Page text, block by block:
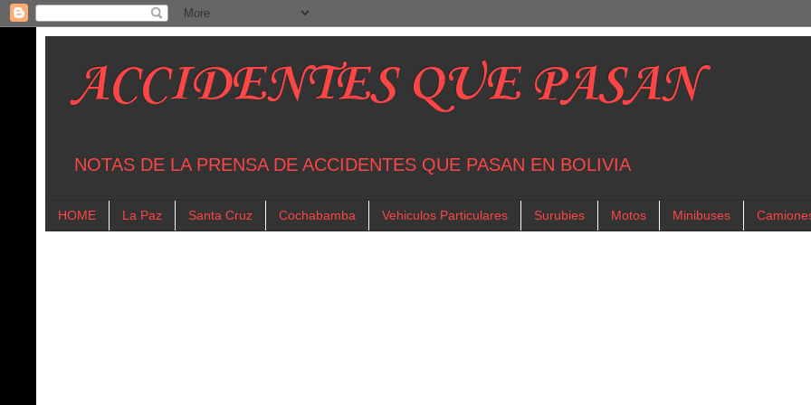
ACCIDENTES QUE PASAN
NOTAS DE LA PRENSA DE ACCIDENTES QUE PASAN EN BOLIVIA
HOME La Paz Santa Cruz Cochabamba Vehiculos Particulares Surubies Motos Minibuses